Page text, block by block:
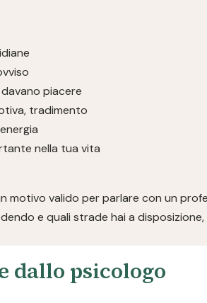
piacere
tradimento
nella tua vita
motivo valido per parlare con un
e quali strade hai a disposizione,
dallo psicologo